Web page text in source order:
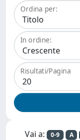
Ordina per:
In ordine:
Risultati/Pagina
Vai a: 0-9 A